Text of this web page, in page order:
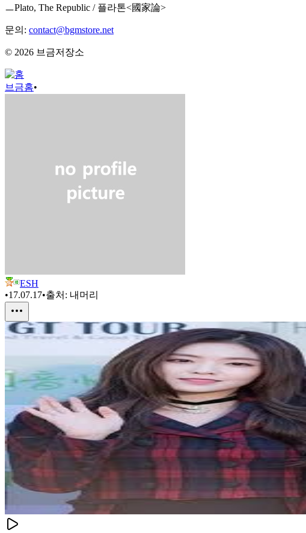
ㅡPlato, The Republic / 플라톤<國家論>
문의: contact@bgmstore.net
© 2026 브금저장소
브금홈•
ESH
•17.07.17•출처: 내머리